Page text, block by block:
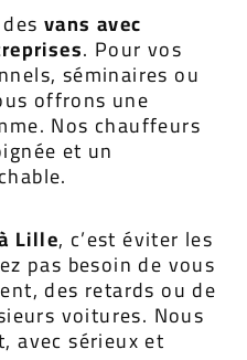
vans avec
. Pour vos
séminaires ou
offrons une
Nos chauffeurs
et un
Lille, c’est éviter les
pas besoin de vous
des retards ou de
voitures. Nous
avec sérieux et